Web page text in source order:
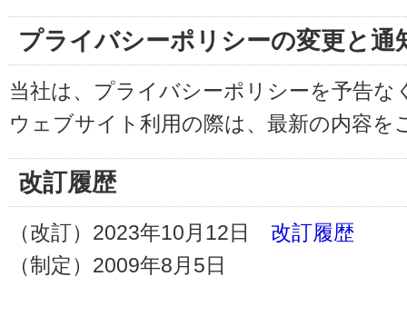
プライバシーポリシーの変更と通
当社は、プライバシーポリシーを予告
ウェブサイト利用の際は、最新の内容を
改訂履歴
（改訂）2023年10月12日 改訂履歴
（制定）2009年8月5日